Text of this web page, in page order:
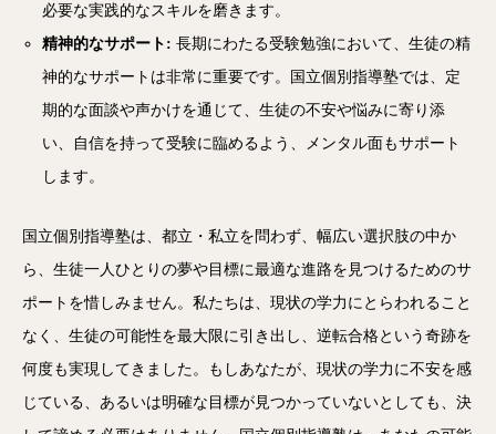
必要な実践的なスキルを磨きます。
精神的なサポート: 長期にわたる受験勉強において、生徒の精
神的なサポートは非常に重要です。国立個別指導塾では、定
期的な面談や声かけを通じて、生徒の不安や悩みに寄り添
い、自信を持って受験に臨めるよう、メンタル面もサポート
します。
国立個別指導塾は、都立・私立を問わず、幅広い選択肢の中か
ら、生徒一人ひとりの夢や目標に最適な進路を見つけるためのサ
ポートを惜しみません。私たちは、現状の学力にとらわれること
なく、生徒の可能性を最大限に引き出し、逆転合格という奇跡を
何度も実現してきました。もしあなたが、現状の学力に不安を感
じている、あるいは明確な目標が見つかっていないとしても、決